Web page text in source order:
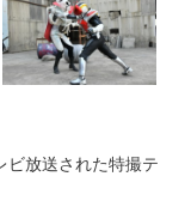
ビ放送された特撮テ